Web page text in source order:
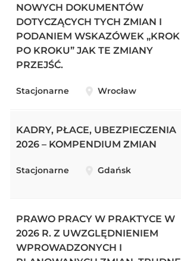
NOWYCH DOKUMENTÓW
DOTYCZĄCYCH TYCH ZMIAN I
PODANIEM WSKAZÓWEK „KROK
PO KROKU” JAK TE ZMIANY
PRZEJŚĆ.
Stacjonarne Wrocław
KADRY, PŁACE, UBEZPIECZENIA
2026 – KOMPENDIUM ZMIAN
Stacjonarne Gdańsk
PRAWO PRACY W PRAKTYCE W
2026 R. Z UWZGLĘDNIENIEM
WPROWADZONYCH I